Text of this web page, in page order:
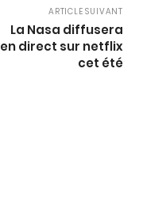
ARTICLE SUIVANT
La Nasa diffusera
en direct sur netflix
cet été